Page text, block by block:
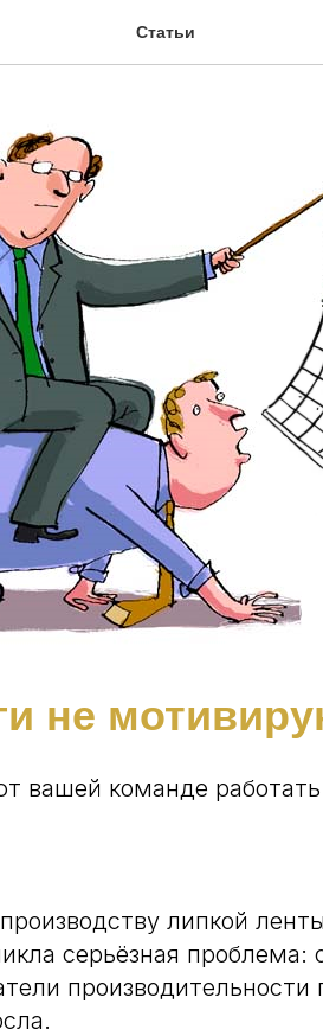
Статьи
не
вашей команде работать
липкой
серьёзная проблема:
производительности